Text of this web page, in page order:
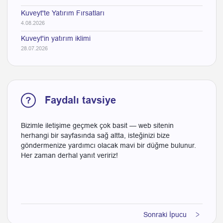
Kuveyt'te Yatırım Fırsatları
4.08.2026
Kuveyt'in yatırım iklimi
28.07.2026
Faydalı tavsiye
Bizimle iletişime geçmek çok basit — web sitenin
herhangi bir sayfasında sağ altta, isteğinizi bize
göndermenize yardımcı olacak mavi bir düğme bulunur.
Her zaman derhal yanıt veririz!
Sonraki İpucu